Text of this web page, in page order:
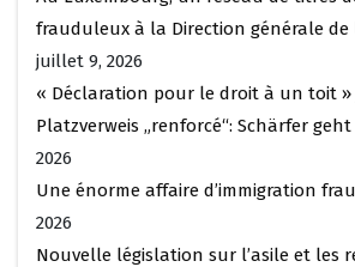
frauduleux à la Direction générale de
juillet 9, 2026
« Déclaration pour le droit à un toit »
Platzverweis „renforcé“: Schärfer
2026
Une énorme affaire d’immigration
2026
Nouvelle législation sur l’asile et les